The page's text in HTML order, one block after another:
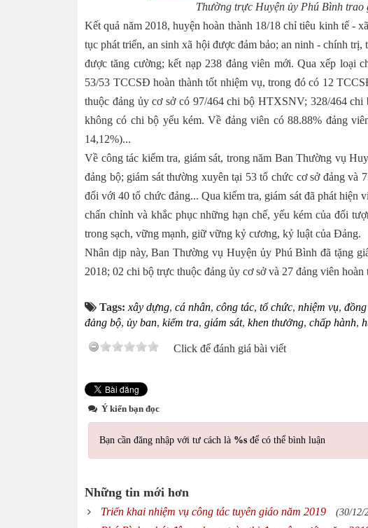
Thường trực Huyện ủy Phú Bình trao
Kết quả năm 2018, huyện hoàn thành 18/18 chỉ tiêu kinh tế -
tục phát triển, an sinh xã hội được đảm bảo; an ninh - chính
được tăng cường; kết nạp 238 đảng viên mới. Qua xếp loại
53/53 TCCSĐ hoàn thành tốt nhiệm vụ, trong đó có 12
thuộc đảng ủy cơ sở có 97/464 chi bộ HTXSNV; 328/464
không có chi bộ yếu kém. Về đảng viên có 88.88% đảng
14,12%)...
Về công tác kiểm tra, giám sát, trong năm Ban Thường vụ
đảng bộ; giám sát thường xuyên tại 53 tổ chức cơ sở đảng và
đối với 40 tổ chức đảng... Qua kiểm tra, giám sát đã phát
chấn chỉnh và khắc phục những hạn chế, yếu kém của đối
trong sạch, vững mạnh, giữ vững kỷ cương, kỷ luật của Đảng.
Nhân dịp này, Ban Thường vụ Huyện ủy Phú Bình đã tặng
2018; 02 chi bộ trực thuộc đảng ủy cơ sở và 27 đảng viên
Tags: xây dựng, cá nhân, công tác, tổ chức, nhiệm vụ,
đảng bộ, ủy ban, kiểm tra, giám sát, khen thưởng, chấp hành,
Click để đánh giá bài viết
Ý kiến bạn đọc
Bạn cần đăng nhập với tư cách là %s để có thể bình luận
Những tin mới hơn
Triển khai nhiệm vụ công tác tuyên giáo năm 2019 (30/12/